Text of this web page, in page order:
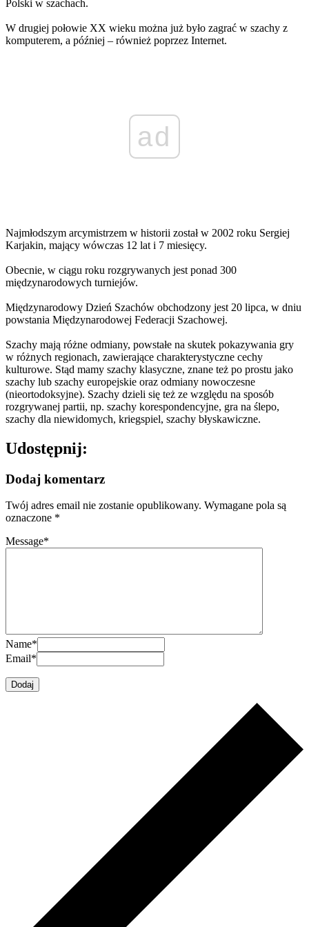
Polski w szachach.
W drugiej połowie XX wieku można już było zagrać w szachy z
komputerem, a później – również poprzez Internet.
ad
Najmłodszym arcymistrzem w historii został w 2002 roku Sergiej
Karjakin, mający wówczas 12 lat i 7 miesięcy.
Obecnie, w ciągu roku rozgrywanych jest ponad 300
międzynarodowych turniejów.
Międzynarodowy Dzień Szachów obchodzony jest 20 lipca, w dniu
powstania Międzynarodowej Federacji Szachowej.
Szachy mają różne odmiany, powstałe na skutek pokazywania gry
w różnych regionach, zawierające charakterystyczne cechy
kulturowe. Stąd mamy szachy klasyczne, znane też po prostu jako
szachy lub szachy europejskie oraz odmiany nowoczesne
(nieortodoksyjne). Szachy dzieli się też ze względu na sposób
rozgrywanej partii, np. szachy korespondencyjne, gra na ślepo,
szachy dla niewidomych, kriegspiel, szachy błyskawiczne.
Udostępnij:
Dodaj komentarz
Twój adres email nie zostanie opublikowany. Wymagane pola są
oznaczone *
Message*
Name*
Email*